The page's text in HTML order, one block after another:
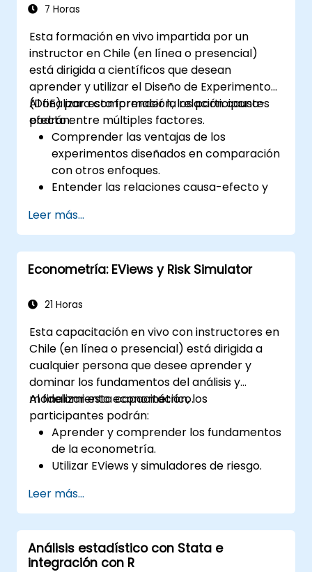
7 Horas
Esta formación en vivo impartida por un
instructor en Chile (en línea o presencial)
está dirigida a científicos que desean
aprender y utilizar el Diseño de Experimentos
(DoE) para comprender la relación causa-
efecto entre múltiples factores.
Al finalizar esta formación, los participantes
podrán:
Comprender las ventajas de los
experimentos diseñados en comparación
con otros enfoques.
Entender las relaciones causa-efecto y
Aprender las mejores prácticas y pautas
para llevar a cabo experimentación
exitosa.
Leer más...
Econometría: EViews y Risk Simulator
21 Horas
Esta capacitación en vivo con instructores en
Chile (en línea o presencial) está dirigida a
cualquier persona que desee aprender y
dominar los fundamentos del análisis y
modelamiento econométrico.
Al finalizar esta capacitación, los
participantes podrán:
Aprender y comprender los fundamentos
de la econometría.
Utilizar EViews y simuladores de riesgo.
Leer más...
Análisis estadístico con Stata e
integración con R